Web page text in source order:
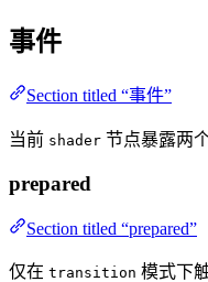
事件
Section titled “事件”
当前 shader 节点暴露两
prepared
Section titled “prepared”
仅在 transition 模式下